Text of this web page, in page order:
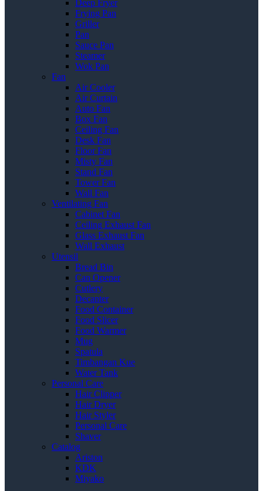
Deep Fryer
Frying Pan
Griller
Pan
Sauce Pan
Steamer
Wok Pan
Fan
Air Cooler
Air Curtain
Auto Fan
Box Fan
Ceiling Fan
Desk Fan
Floor Fan
Misty Fan
Stand Fan
Tower Fan
Wall Fan
Ventilating Fan
Cabinet Fan
Ceiling Exhaust Fan
Glass Exhaust Fan
Wall Exhaust
Utensil
Bread Bin
Can Opener
Cutlery
Decanter
Food Container
Food Slicer
Food Warmer
Mug
Spatula
Timbangan Kue
Water Tank
Personal Care
Hair Clipper
Hair Dryer
Hair Styler
Personal Care
Shaver
Catalog
Ariston
KDK
Miyako